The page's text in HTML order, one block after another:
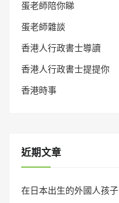
蛋老師陪你睇
蛋老師雜談
香港人行政書士導讀
香港人行政書士提提你
香港時事
近期文章
在日本出生的外國人孩子